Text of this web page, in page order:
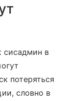
сисадмин в
потеряться
словно в